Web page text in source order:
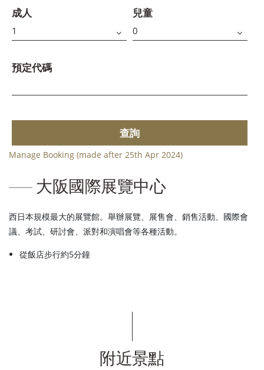
成人 兒童
預定代碼
查詢
Manage Booking (made after 25th Apr 2024)
大阪國際展覽中心
西日本規模最大的展覽館。舉辦展覽、展售會、銷售活動、國際會
議、考試、研討會、派對和演唱會等各種活動。
從飯店步行約5分鐘
附近景點